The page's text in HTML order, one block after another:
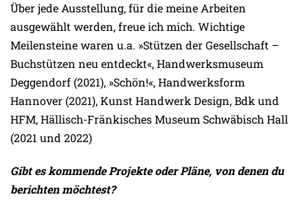
Über jede Ausstellung, für die meine Arbeiten
ausgewählt werden, freue ich mich. Wichtige
Meilensteine waren u.a. »Stützen der Gesellschaft –
Buchstützen neu entdeckt«, Handwerksmuseum
Deggendorf (2021), »Schön!«, Handwerksform
Hannover (2021), Kunst Handwerk Design, Bdk und
HFM, Hällisch-Fränkisches Museum Schwäbisch Hall
(2021 und 2022)
Gibt es kommende Projekte oder Pläne, von denen du
berichten möchtest?